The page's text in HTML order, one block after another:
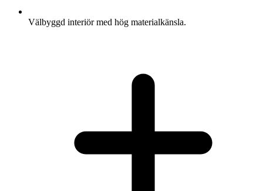
Välbyggd interiör med hög materialkänsla.